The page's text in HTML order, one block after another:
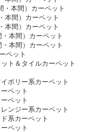
・本間）カーペット
本間）カーペット
本間）カーペット
本間）カーペット
本間）カーペット
ペット
ト＆タイルカーペット
ボリー系カーペット
ペット
ペット
ンジー系カーペット
系カーペット
ペット